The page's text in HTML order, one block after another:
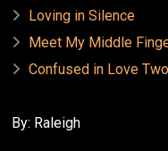
Loving in Silence
Meet My Middle
Confused in Love
By: Raleigh